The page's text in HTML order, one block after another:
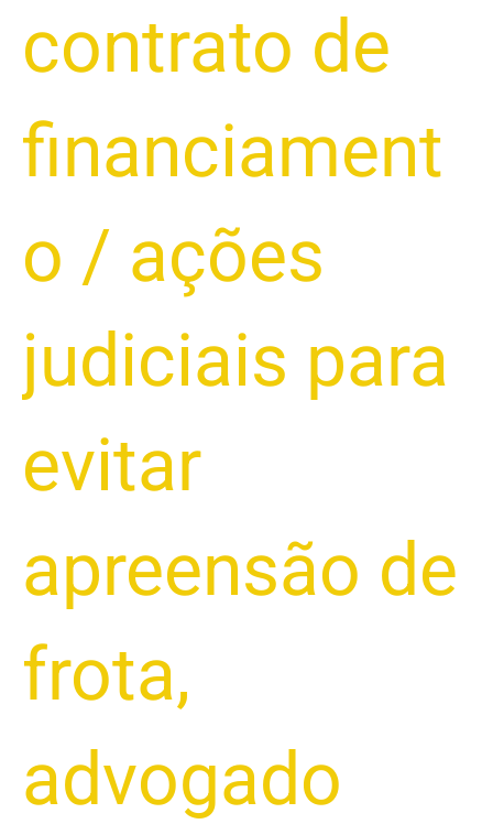
contrato de
financiament
o / ações
judiciais para
evitar
apreensão de
frota,
advogado